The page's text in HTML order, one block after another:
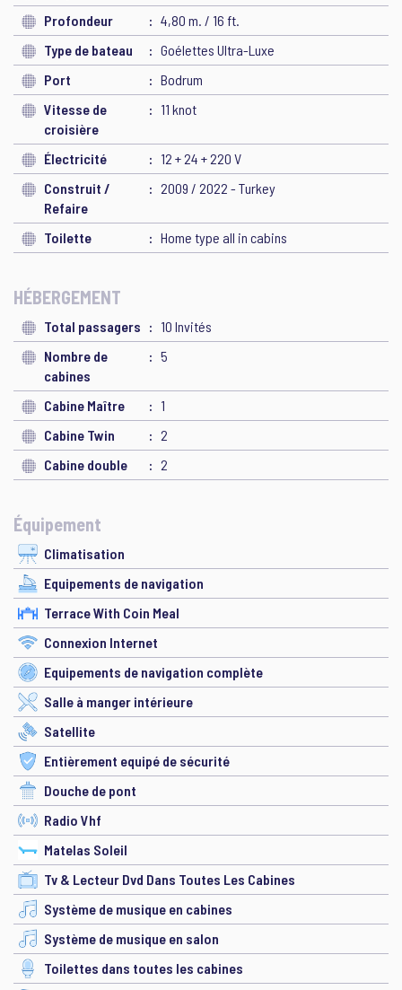
Profondeur
4,80 m. / 16 ft.
Type de bateau
Goélettes Ultra-Luxe
Port
Bodrum
Vitesse de
croisière
11 knot
Électricité
12 + 24 + 220 V
Construit /
Refaire
2009 / 2022 - Turkey
Toilette Home type all in cabins
HÉBERGEMENT
Total passagers
10 Invités
Nombre de
cabines
5
Cabine Maître
1
Cabine Twin
2
Cabine double
2
Équipement
Climatisation
Equipements de navigation
Terrace With Coin Meal
Connexion Internet
Equipements de navigation complète
Salle à manger intérieure
Satellite
Entièrement equipé de sécurité
Douche de pont
Radio Vhf
Matelas Soleil
Tv & Lecteur Dvd Dans Toutes Les Cabines
Système de musique en cabines
Système de musique en salon
Toilettes dans toutes les cabines